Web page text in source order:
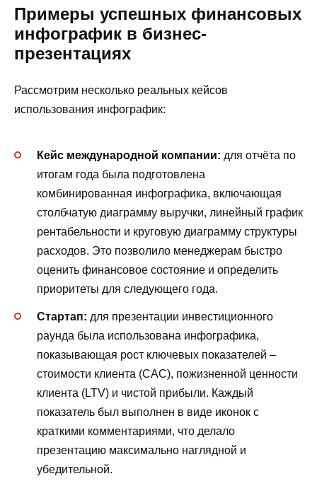
Примеры успешных финансовых
инфографик в бизнес-
презентациях
Рассмотрим несколько реальных кейсов
использования инфографик:
Кейс международной компании: для отчёта по
итогам года была подготовлена
комбинированная инфографика, включающая
столбчатую диаграмму выручки, линейный график
рентабельности и круговую диаграмму структуры
расходов. Это позволило менеджерам быстро
оценить финансовое состояние и определить
приоритеты для следующего года.
Стартап: для презентации инвестиционного
раунда была использована инфографика,
показывающая рост ключевых показателей –
стоимости клиента (CAC), пожизненной ценности
клиента (LTV) и чистой прибыли. Каждый
показатель был выполнен в виде иконок с
краткими комментариями, что делало
презентацию максимально наглядной и
убедительной.